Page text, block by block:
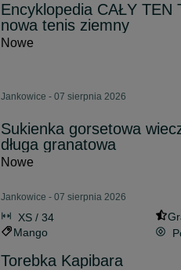
Encyklopedia CAŁY TEN
nowa tenis ziemny
Nowe
Jankowice - 07 sierpnia 2026
Sukienka gorsetowa
długa granatowa
Nowe
Jankowice - 07 sierpnia 2026
XS / 34
Mango
Torebka Kapibara